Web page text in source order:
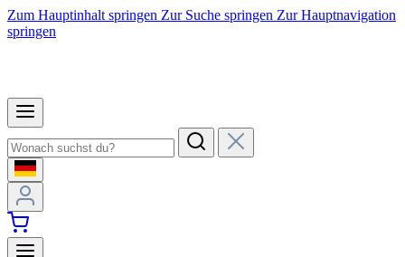
Zum Hauptinhalt springen Zur Suche springen Zur Hauptnavigation
springen